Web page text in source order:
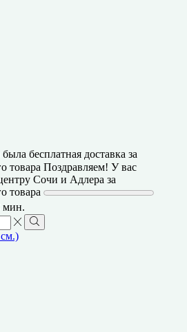
бесплатная доставка за
товара Поздравляем! У вас
Сочи и Адлера за
товара
мин.
Search